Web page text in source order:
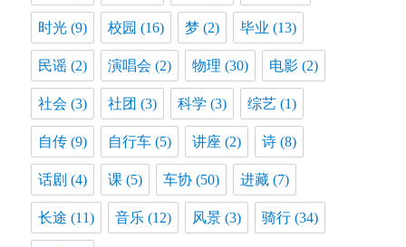
时光 (9) 校园 (16) 梦 (2) 毕业 (13)
民谣 (2) 演唱会 (2) 物理 (30) 电影 (2)
社会 (3) 社团 (3) 科学 (3) 综艺 (1)
自传 (9) 自行车 (5) 讲座 (2) 诗 (8)
话剧 (4) 课 (5) 车协 (50) 进藏 (7)
长途 (11) 音乐 (12) 风景 (3) 骑行 (34)